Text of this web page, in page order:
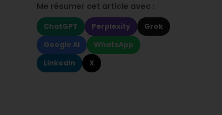
Me résumer cet article avec :
ChatGPT Perplexity
Grok
Google AI
WhatsApp
LinkedIn
X